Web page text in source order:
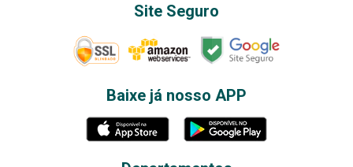
Site Seguro
Baixe já nosso APP